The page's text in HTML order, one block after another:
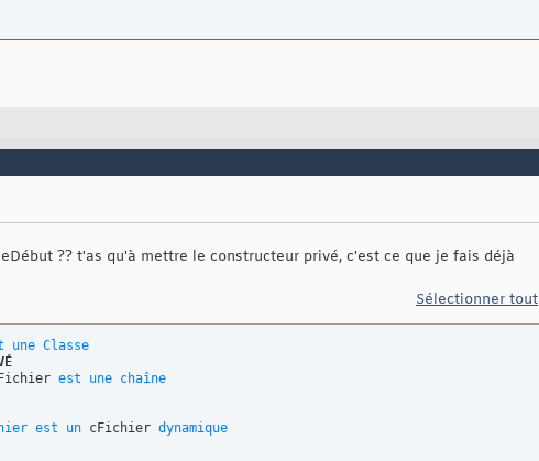
?? t'as qu'à mettre le constructeur privé, c'est ce que je fais déjà
Sélectionner tout
une Classe
est une chaîne
est un cFichier dynamique